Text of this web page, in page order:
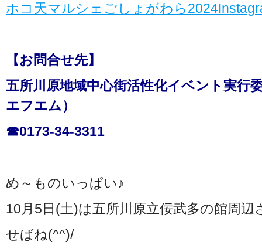
ホコ天マルシェごしょがわら
【お問合せ先】
五所川原地域中心街活性化イベント実行
エフエム）
☎0173-34-3311
め～ものいっぱい♪
10月5日(土)は五所川原立佞武多の館周
せばね(^^)/